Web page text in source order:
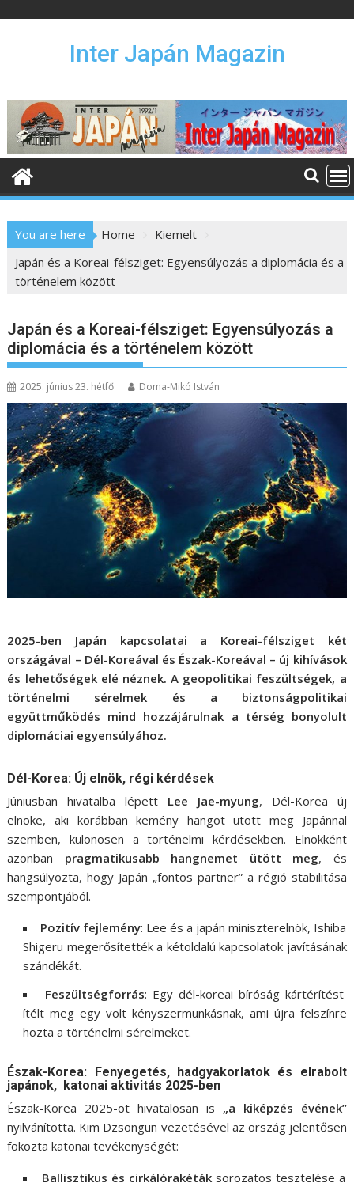
n
e
Inter Japán Magazin
You are here Home
Kiemelt
Japán és a Koreai-félsziget: Egyensúlyozás a diplomácia és a
történelem között
Japán és a Koreai-félsziget: Egyensúlyozás a
diplomácia és a történelem között
2025. június 23. hétfő Doma-Mikó István
2025-ben Japán kapcsolatai a Koreai-félsziget két
országával – Dél-Koreával és Észak-Koreával – új kihívások
és lehetőségek elé néznek. A geopolitikai feszültségek, a
történelmi sérelmek és a biztonságpolitikai
együttműködés mind hozzájárulnak a térség bonyolult
diplomáciai egyensúlyához.
Dél-Korea: Új elnök, régi kérdések
Júniusban hivatalba lépett Lee Jae-myung, Dél-Korea új
elnöke, aki korábban kemény hangot ütött meg Japánnal
szemben, különösen a történelmi kérdésekben. Elnökként
azonban pragmatikusabb hangnemet ütött meg, és
hangsúlyozta, hogy Japán „fontos partner” a régió stabilitása
szempontjából.
Pozitív fejlemény: Lee és a japán miniszterelnök, Ishiba
Shigeru megerősítették a kétoldalú kapcsolatok javításának
szándékát.
Feszültségforrás: Egy dél-koreai bíróság kártérítést
ítélt meg egy volt kényszermunkásnak, ami újra felszínre
hozta a történelmi sérelmeket.
Észak-Korea: Fenyegetés, hadgyakorlatok és elrabolt
japánok, katonai aktivitás 2025-ben
Észak-Korea 2025-öt hivatalosan is „a kiképzés évének”
nyilvánította. Kim Dzsongun vezetésével az ország jelentősen
fokozta katonai tevékenységét:
Ballisztikus és cirkálórakéták sorozatos tesztelése a